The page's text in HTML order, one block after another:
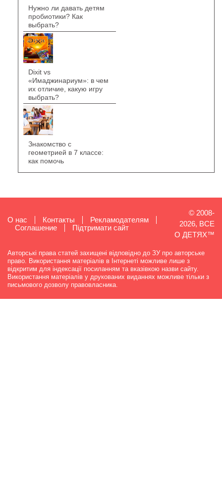
Нужно ли давать детям
пробиотики? Как
выбрать?
Dixit vs
«Имаджинариум»: в чем
их отличие, какую игру
выбрать?
Знакомство с
геометрией в 7 классе:
как помочь
О нас Контакты
Рекламодателям
Cоглашение
Підтримати сайт
© 2008-
2026, ВСЕ
О ДЕТЯХ™
Авторські права статей захищені відповідно до ЗУ про авторське
право. Використання матеріалів в Інтернеті можливе лише з
відкритим для індексації посиланням та вказівкою назви сайту.
Використання матеріалів у друкованих виданнях можливе тільки з
письмового дозволу правовласника.